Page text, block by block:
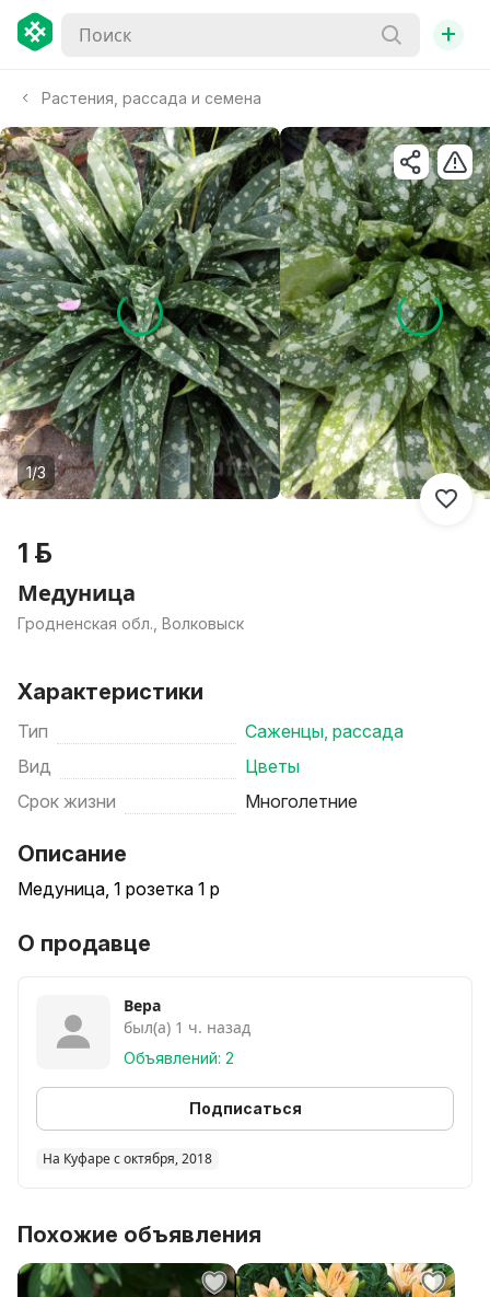
+
Растения, рассада и семена
1/3
1 р.
Медуница
Гродненская обл., Волковыск
Характеристики
Тип
Саженцы, рассада
Вид
Цветы
Срок жизни
Многолетние
Описание
Медуница, 1 розетка 1 р
О продавце
Вера
был(а) 1 ч. назад
Объявлений: 2
Подписаться
На Куфаре с октября, 2018
Похожие объявления